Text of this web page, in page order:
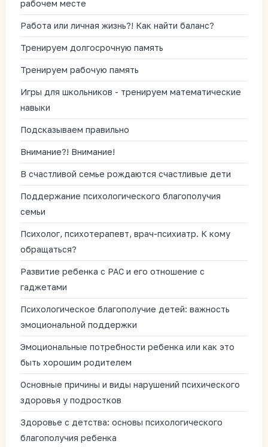
рабочем месте
Работа или личная жизнь?! Как найти баланс?
Тренируем долгосрочную память
Тренируем рабочую память
Игры для школьников - тренируем математические
навыки
Подсказываем правильно
Внимание?! Внимание!
В счастливой семье рождаются счастливые дети
Поддержание психологического благополучия
семьи
Психолог, психотерапевт, врач-психиатр. К кому
обращаться?
Развитие ребенка с РАС и его отношение с
гаджетами
Психологическое благополучие детей: важность
эмоциональной поддержки
Эмоциональные потребности ребенка или как это
быть хорошим родителем
Основные причины и виды нарушений психического
здоровья у подростков
Здоровье с детства: основы психологического
благополучия ребенка